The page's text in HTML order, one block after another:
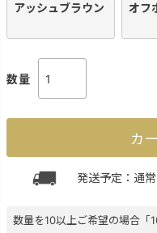
アッシュブラウン
オフ
カ
発送予定：通
数量を10以上ご希望の場合「